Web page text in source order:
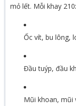
mỏ lết. Mỗi khay
Ốc vít, bu lông,
Đầu tuýp, đầu
Mũi khoan, mũi